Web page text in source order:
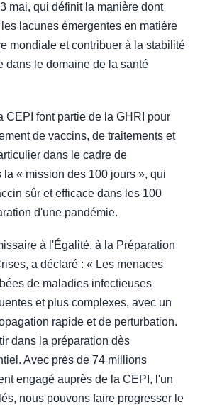
mai, qui définit la manière dont
lacunes émergentes en matière
mondiale et contribuer à la stabilité
dans le domaine de la santé
CEPI font partie de la GHRI pour
de vaccins, de traitements et
dans le cadre de
la « mission des 100 jours », qui
sûr et efficace dans les 100
d'une pandémie.
à l'Égalité, à la Préparation
a déclaré : « Les menaces
de maladies infectieuses
et plus complexes, avec un
rapide et de perturbation.
dans la préparation dès
Avec près de 74 millions
engagé auprès de la CEPI, l'un
nous pouvons faire progresser le